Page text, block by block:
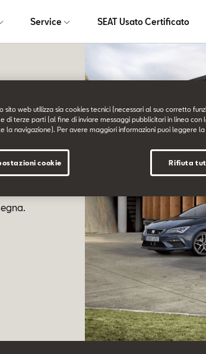
Service SEAT Usato Certificato
sito web utilizza sia cookies tecnici (necessari al suo corretto
di terze parti (al fine di inviare messaggi pubblicitari in linea
la navigazione). Per avere maggiori informazioni puoi leggere
Rifiuta
cookie